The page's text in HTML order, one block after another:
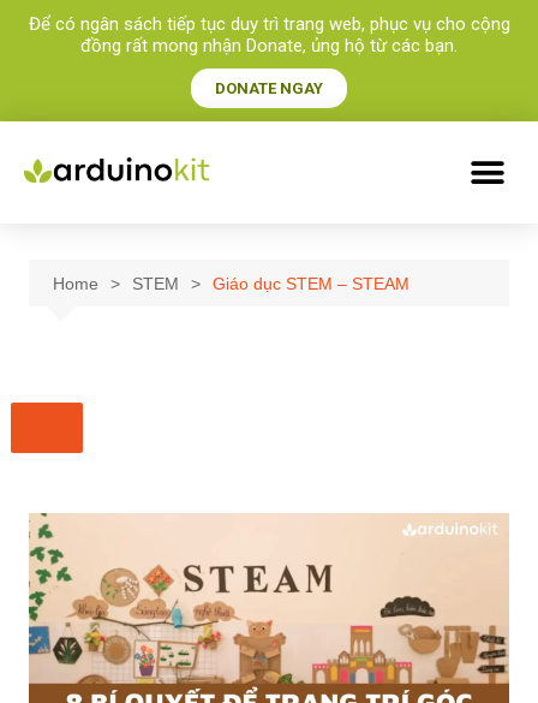
Để có ngân sách tiếp tục duy trì trang web, phục vụ cho cộng
đồng rất mong nhận Donate, ủng hộ từ các bạn.​
DONATE NGAY
Home STEM Giáo dục STEM – STEAM